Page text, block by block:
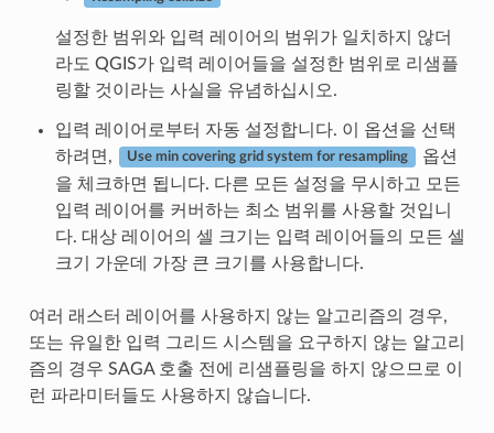
설정한 범위와 입력 레이어의 범위가 일치하지 않더
라도 QGIS가 입력 레이어들을 설정한 범위로 리샘플
링할 것이라는 사실을 유념하십시오.
입력 레이어로부터 자동 설정합니다. 이 옵션을 선택
하려면,
Use min covering grid system for resampling
옵션
을 체크하면 됩니다. 다른 모든 설정을 무시하고 모든
입력 레이어를 커버하는 최소 범위를 사용할 것입니
다. 대상 레이어의 셀 크기는 입력 레이어들의 모든 셀
크기 가운데 가장 큰 크기를 사용합니다.
여러 래스터 레이어를 사용하지 않는 알고리즘의 경우,
또는 유일한 입력 그리드 시스템을 요구하지 않는 알고리
즘의 경우 SAGA 호출 전에 리샘플링을 하지 않으므로 이
런 파라미터들도 사용하지 않습니다.